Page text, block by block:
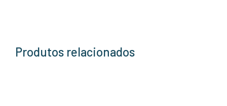
Produtos relacionados